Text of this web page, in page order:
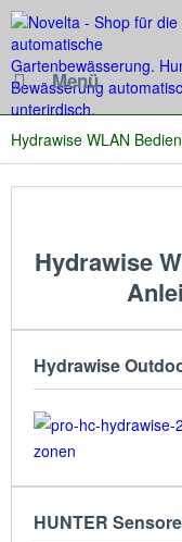
Menü
Hydrawise WLAN
Hydrawise
Hydrawise
HUNTER